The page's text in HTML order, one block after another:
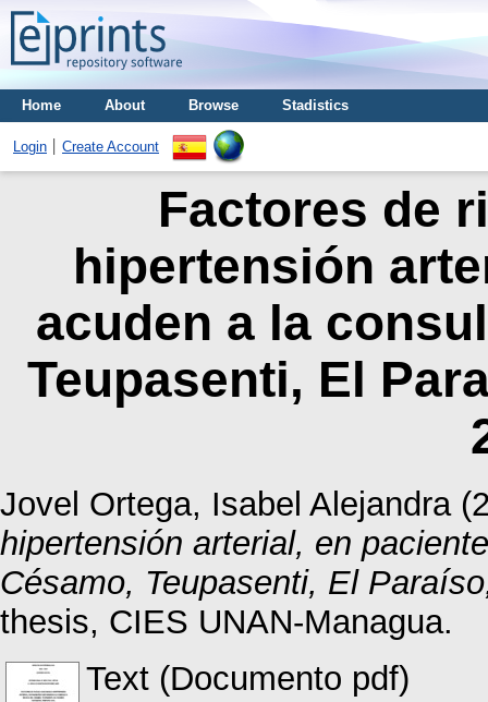
Home About Browse Stadistics
Login Create Account
Factores de
hipertensión
acuden a la
Teupasenti, El
Jovel Ortega, Isabel Alejandra
hipertensión arterial, en
Césamo, Teupasenti, El
thesis, CIES UNAN-Managua.
Text (Documento pdf)